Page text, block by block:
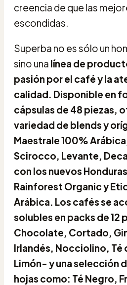
creencia de que las
escondidas.
Superba no es sólo un
sino una línea de
pasión por el café y la
calidad. Disponible en
cápsulas de 48 piezas,
variedad de blends y
Maestrale 100%
Scirocco, Levante,
con los nuevos
Rainforest Organic y
Arábica. Los cafés se
solubles en packs de 12
Chocolate, Cortado,
Irlandés, Nocciolino, Té
Limón- y una selección
hojas como: Té Negro,